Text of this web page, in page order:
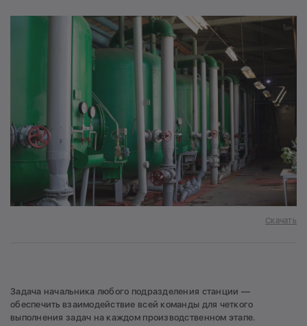
Скачать
Задача начальника любого подразделения станции —
обеспечить взаимодействие всей команды для четкого
выполнения задач на каждом производственном этапе.